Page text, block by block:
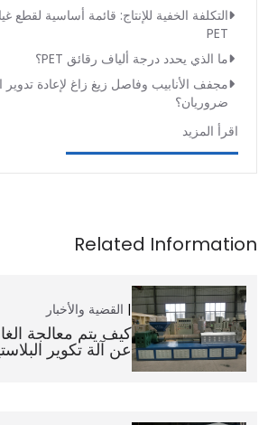
التكلفة الخفية للإنتاج: قائمة أساسية لقطع
PET
ما الذي يحدد درجة ألياف رقائق PET؟
مجفف الأنابيب وفاصل زيغ زاغ لإعادة تدوير
ضروريان؟
اقرأ المزيد
القضية والأخبار
كيف يتم معالجة
عن آلة تكوير